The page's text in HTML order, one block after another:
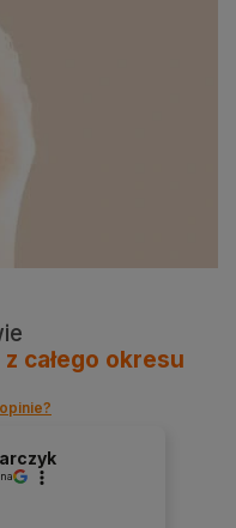
z całego okresu